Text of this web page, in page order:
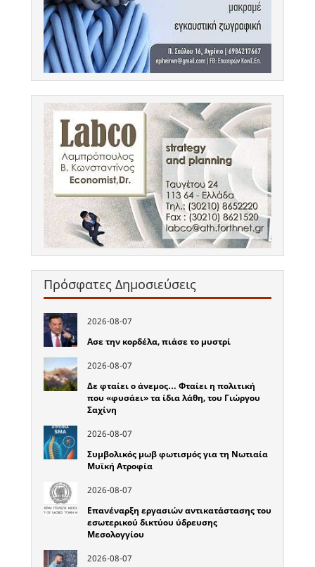
Πρόσφατες Δημοσιεύσεις
2026-08-07
Ασε την κορδέλα, πιάσε το μυστρί
2026-08-07
Δε φταίει ο άνεμος… Φταίει η πολιτική
που «φυσάει» τα ίδια λάθη, του Γιώργου
Σαχίνη
2026-08-07
Συμβολικός μωβ φωτισμός για τη Νωτιαία
Μυϊκή Ατροφία
2026-08-07
Επανέναρξη εργασιών αντικατάστασης του
εσωτερικού δικτύου ύδρευσης
Μεσολογγίου
2026-08-07